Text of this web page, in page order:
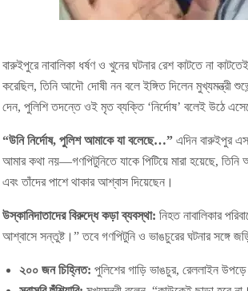
বারুইপুরে নাবালিকা ধর্ষণ ও খুনের ঘটনার রেশ কাটতে না
করেছিল, তিনি আদৌ দোষী নন বলে ইঙ্গিত দিলেন মুখ্যমন্ত্রী
দেন, পুলিশি তদন্তে ওই মৃত ব্যক্তি ‘নির্দোষ’ বলেই উঠে
“উনি নির্দোষ, পুলিশ আমাকে যা বলেছে…” এদিন বারুইপুর
আমার কথা নয়—গণপিটুনিতে যাকে পিটিয়ে মারা হয়েছে,
এবং তাঁদের পাশে থাকার আশ্বাস দিয়েছেন।
উস্কানিদাতাদের বিরুদ্ধে কড়া ব্যবস্থা: নিহত নাবালিকার
আশ্বাসে সন্তুষ্ট।” তবে গণপিটুনি ও ভাঙচুরের ঘটনার সঙ্গে
২০০ জন চিহ্নিত: পুলিশের গাড়ি ভাঙচুর, রেললাইন